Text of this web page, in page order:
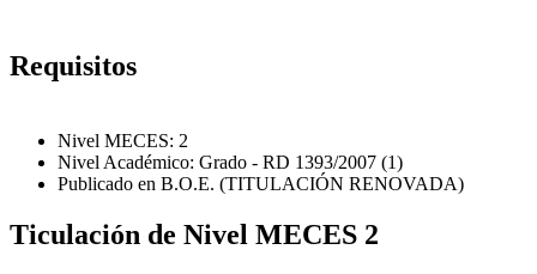
Requisitos
Nivel MECES: 2
Nivel Académico: Grado - RD 1393/2007 (1)
Publicado en B.O.E. (TITULACIÓN RENOVADA)
Ticulación de Nivel MECES 2